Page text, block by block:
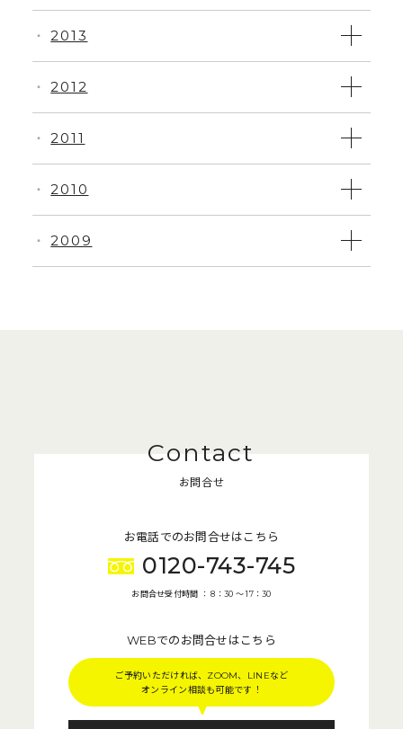
・ 2009
・ 2010
・ 2011
・ 2012
・ 2013
お問合せ
お電話でのお問合せはこちら
0120-743-745
お問合せ受付時間 ： 8：30 〜 17：30
WEBでのお問合せはこちら
ご予約いただければ、ZOOM、LINEなど
オンライン相談も可能です！